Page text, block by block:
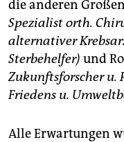
die anderen
Spezialist orth.
alternativer
Sterbehelfer) und
Zukunftsforscher
Friedens u.
Alle Erwartungen